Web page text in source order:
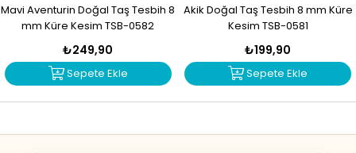
Mavi Aventurin Doğal Taş Tesbih 8
mm Küre Kesim TSB-0582
₺249,90
Sepete Ekle
Akik Doğal Taş Tesbih 8 mm Küre
Kesim TSB-0581
₺199,90
Sepete Ekle